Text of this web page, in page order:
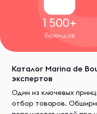
1 500+
Брендов
Каталог Marina de
экспертов
Один из ключевых
отбор товаров.